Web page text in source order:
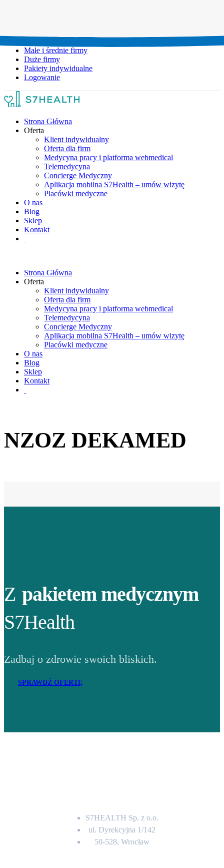
Małe i średnie firmy
Duże firmy
Pakiety indywidualne
Logowanie
Strona Główna
Oferta
Klient indywidualny
Oferta dla firm
Medycyna pracy i platforma webmedical
Telemedycyna
Concierge Medyczny
Aplikacja mobilna S7Health – umów wizytę
Placówki medyczne
O nas
Blog
Sklep
Kontakt
Strona Główna
Oferta
Klient indywidualny
Oferta dla firm
Medycyna pracy i platforma webmedical
Telemedycyna
Concierge Medyczny
Aplikacja mobilna S7Health – umów wizytę
Placówki medyczne
O nas
Blog
Sklep
Kontakt
NZOZ DEKAMED
Z pakietem medycznym
S7Health
Zadbaj o zdrowie swoich bliskich.
SPRAWDŹ OFERTĘ
S7HEALTH Sp. z o.o.
ul. Dyrekcyjna 1/142
50-528, Wrocław